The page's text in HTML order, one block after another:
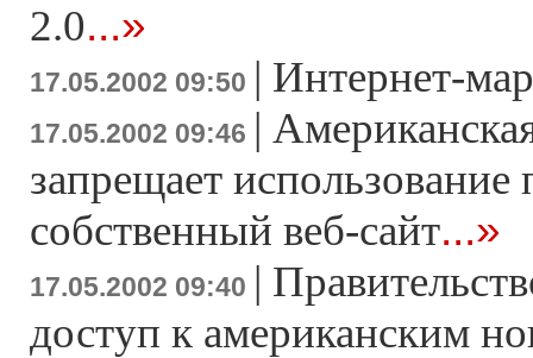
2.0...»
17.05.2002 09:50 | Интернет-
17.05.2002 09:46 |
запрещает
собственный веб-сайт...»
17.05.2002 09:40 |
доступ к американским